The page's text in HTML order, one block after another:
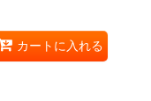
カートに入れる